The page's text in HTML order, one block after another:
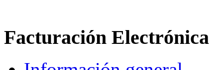
Facturación Electrónica